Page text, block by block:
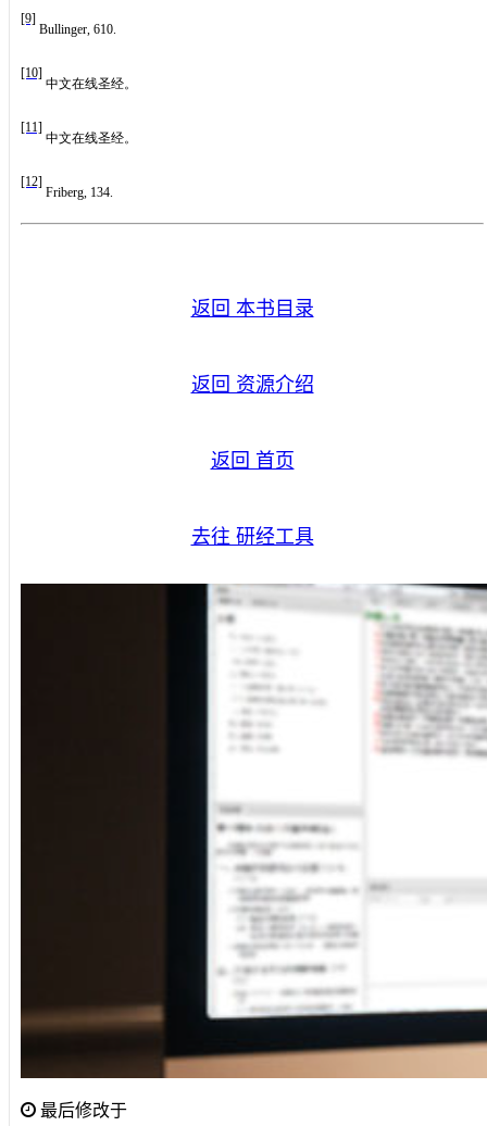
[9]
Bullinger, 610.
[10]
中文在线圣经。
[11]
中文在线圣经。
[12]
Friberg, 134.
返回 本书目录
返回 资源介绍
返回 首页
去往 研经工具
最后修改于